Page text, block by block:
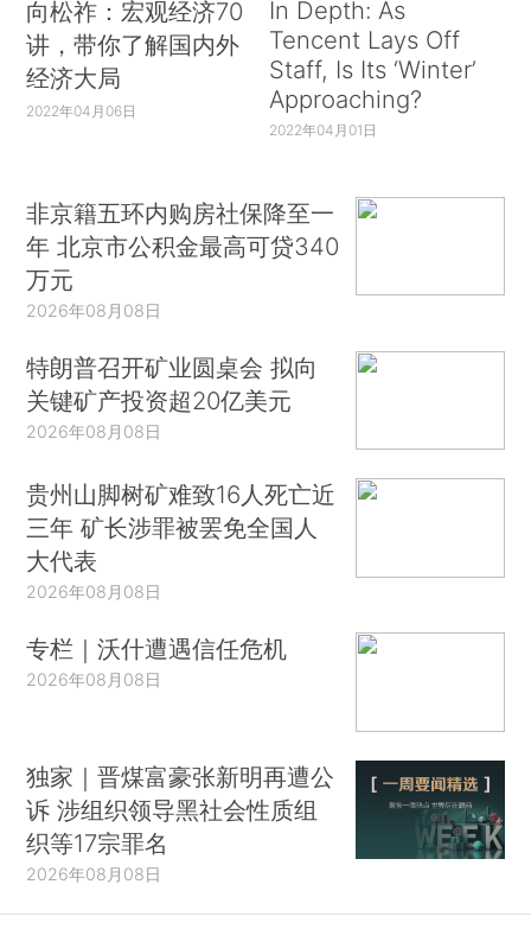
向松祚：宏观经济70
讲，带你了解国内外
经济大局
2022年04月06日
In Depth: As
Tencent Lays Off
Staff, Is Its ‘Winter’
Approaching?
2022年04月01日
非京籍五环内购房社保降至一
年 北京市公积金最高可贷340
万元
2026年08月08日
特朗普召开矿业圆桌会 拟向
关键矿产投资超20亿美元
2026年08月08日
贵州山脚树矿难致16人死亡近
三年 矿长涉罪被罢免全国人
大代表
2026年08月08日
专栏｜沃什遭遇信任危机
2026年08月08日
独家｜晋煤富豪张新明再遭公
诉 涉组织领导黑社会性质组
织等17宗罪名
2026年08月08日